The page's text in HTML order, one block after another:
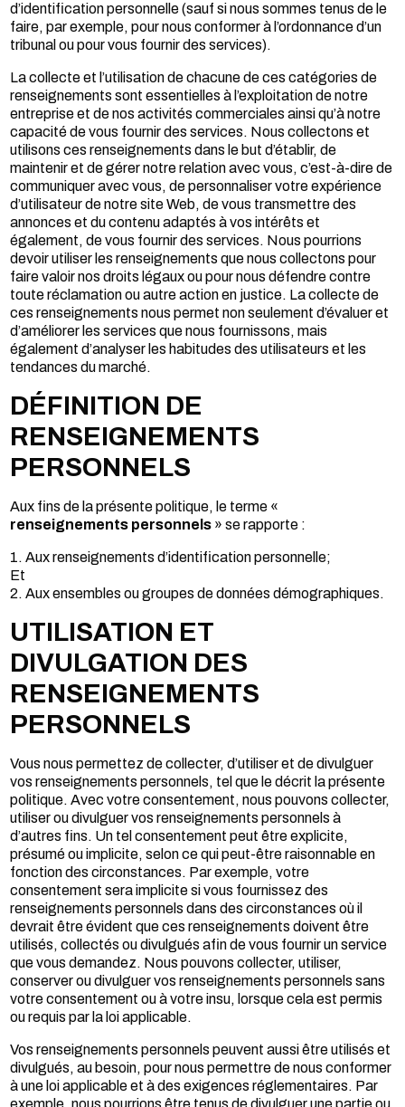
d’identification personnelle (sauf si nous sommes tenus de le
faire, par exemple, pour nous conformer à l’ordonnance d’un
tribunal ou pour vous fournir des services).
La collecte et l’utilisation de chacune de ces catégories de
renseignements sont essentielles à l’exploitation de notre
entreprise et de nos activités commerciales ainsi qu’à notre
capacité de vous fournir des services. Nous collectons et
utilisons ces renseignements dans le but d’établir, de
maintenir et de gérer notre relation avec vous, c’est-à-dire de
communiquer avec vous, de personnaliser votre expérience
d’utilisateur de notre site Web, de vous transmettre des
annonces et du contenu adaptés à vos intérêts et
également, de vous fournir des services. Nous pourrions
devoir utiliser les renseignements que nous collectons pour
faire valoir nos droits légaux ou pour nous défendre contre
toute réclamation ou autre action en justice. La collecte de
ces renseignements nous permet non seulement d’évaluer et
d’améliorer les services que nous fournissons, mais
également d’analyser les habitudes des utilisateurs et les
tendances du marché.
DÉFINITION DE
RENSEIGNEMENTS
PERSONNELS
Aux fins de la présente politique, le terme «
renseignements personnels » se rapporte :
1. Aux renseignements d’identification personnelle;
Et
2. Aux ensembles ou groupes de données démographiques.
UTILISATION ET
DIVULGATION DES
RENSEIGNEMENTS
PERSONNELS
Vous nous permettez de collecter, d’utiliser et de divulguer
vos renseignements personnels, tel que le décrit la présente
politique. Avec votre consentement, nous pouvons collecter,
utiliser ou divulguer vos renseignements personnels à
d’autres fins. Un tel consentement peut être explicite,
présumé ou implicite, selon ce qui peut-être raisonnable en
fonction des circonstances. Par exemple, votre
consentement sera implicite si vous fournissez des
renseignements personnels dans des circonstances où il
devrait être évident que ces renseignements doivent être
utilisés, collectés ou divulgués afin de vous fournir un service
que vous demandez. Nous pouvons collecter, utiliser,
conserver ou divulguer vos renseignements personnels sans
votre consentement ou à votre insu, lorsque cela est permis
ou requis par la loi applicable.
Vos renseignements personnels peuvent aussi être utilisés et
divulgués, au besoin, pour nous permettre de nous conformer
à une loi applicable et à des exigences réglementaires. Par